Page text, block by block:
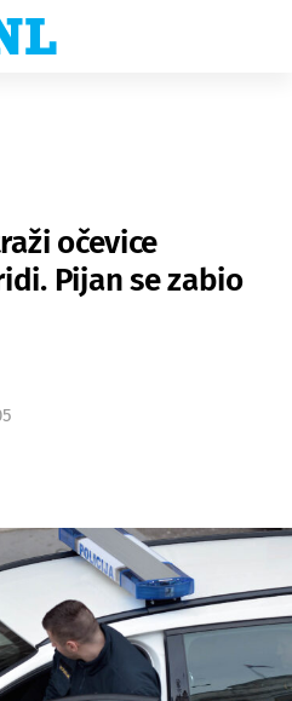
očevice
Pijan se zabio